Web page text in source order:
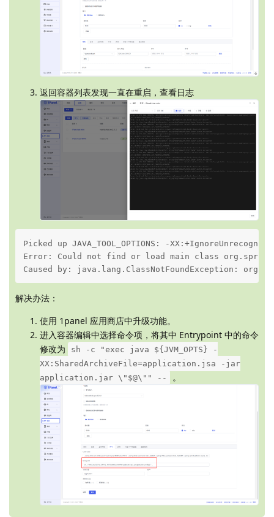
返回容器列表发现一直在重启，查看日志
Picked up JAVA_TOOL_OPTIONS: -
Error: Could not find or load main class
Caused by: java.lang.ClassNotFoundException:
解决办法：
使用 1panel 应用商店中升级功能。
进入容器编辑中选择命令项，将其中 Entrypoint 中的命令
修改为
sh -c "exec java ${JVM_OPTS} -
XX:SharedArchiveFile=application.jsa -jar
application.jar \"$@\"" --
。